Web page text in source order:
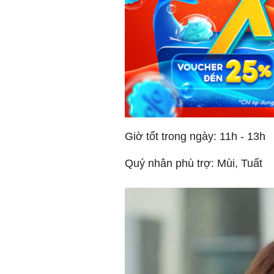
Giờ tốt trong ngày: 11h - 13h
Quý nhân phù trợ: Mùi, Tuất